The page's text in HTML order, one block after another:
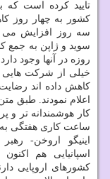
تایید کرده است
کشور به چهار روز
سه روز افزایش می
سوید و ژاپن به جمع
روزه در آنها وجود
خیلی از شرکت هایی
کاهش داده اند
اعلام نمودند. طبق
کار هوشمندانه تر و
ساعت کاری هفتگی به ۳۲ ساعت تاکید گردیده است.
اینیگو اروخن-
اسپانیایی هم
کشورهای اروپایی